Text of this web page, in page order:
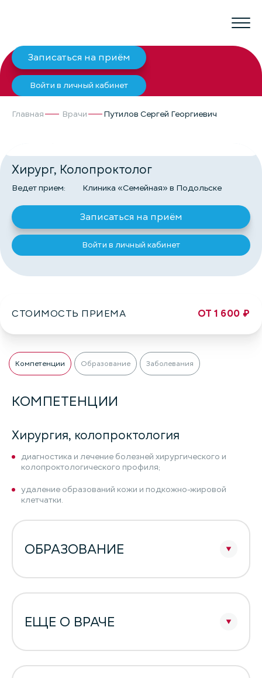
Записаться на приём
Войти в личный кабинет
Главная Врачи Путилов Сергей Георгиевич
Хирург, Колопроктолог
Ведет прием: Клиника «Семейная» в Подольске
Записаться на приём
Войти в личный кабинет
СТОИМОСТЬ ПРИЕМА ОТ 1 600 ₽
Компетенции Образование Заболевания
КОМПЕТЕНЦИИ
Хирургия, колопроктология
диагностика и лечение болезней хирургического и
колопроктологического профиля;
удаление образований кожи и подкожно-жировой
клетчатки.
ОБРАЗОВАНИЕ
ЕЩЕ О ВРАЧЕ